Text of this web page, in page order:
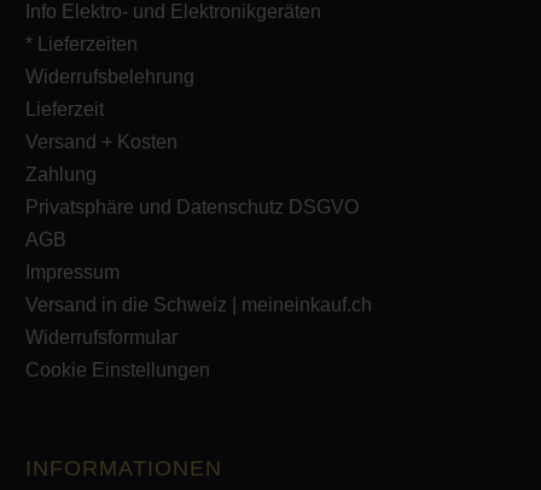
Info Elektro- und Elektronikgeräten
* Lieferzeiten
Widerrufsbelehrung
Lieferzeit
Versand + Kosten
Zahlung
Privatsphäre und Datenschutz DSGVO
AGB
Impressum
Versand in die Schweiz | meineinkauf.ch
Widerrufsformular
Cookie Einstellungen
INFORMATIONEN